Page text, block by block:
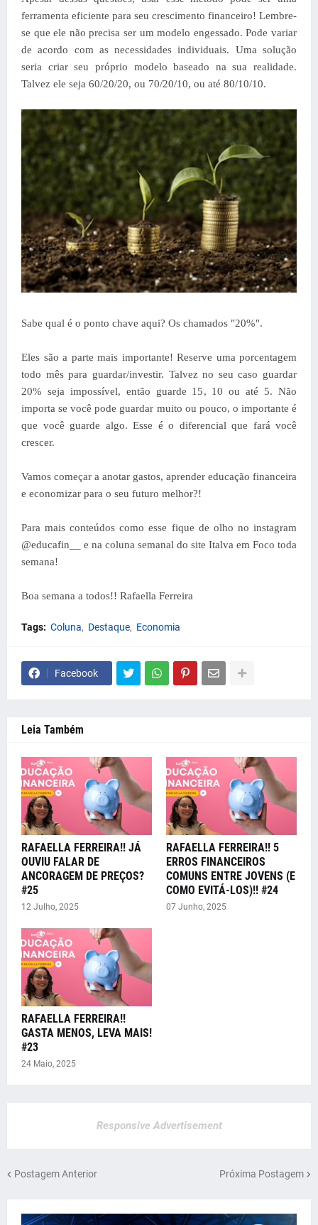
ferramenta eficiente para seu crescimento financeiro! Lembre-
se que ele não precisa ser um modelo engessado. Pode variar
de acordo com as necessidades individuais. Uma solução
seria criar seu próprio modelo baseado na sua realidade.
Talvez ele seja 60/20/20, ou 70/20/10, ou até 80/10/10.
Sabe qual é o ponto chave aqui? Os chamados "20%".
Eles são a parte mais importante! Reserve uma porcentagem
todo mês para guardar/investir. Talvez no seu caso guardar
20% seja impossível, então guarde 15, 10 ou até 5. Não
importa se você pode guardar muito ou pouco, o importante é
que você guarde algo. Esse é o diferencial que fará você
crescer.
Vamos começar a anotar gastos, aprender educação financeira
e economizar para o seu futuro melhor?!
Para mais conteúdos como esse fique de olho no instagram
@educafin__ e na coluna semanal do site Italva em Foco toda
semana!
Boa semana a todos!! Rafaella Ferreira
Tags: Coluna Destaque Economia
Facebook
Leia Também
RAFAELLA FERREIRA!! JÁ
OUVIU FALAR DE
ANCORAGEM DE PREÇOS?
#25
12 Julho, 2025
RAFAELLA FERREIRA!! 5
ERROS FINANCEIROS
COMUNS ENTRE JOVENS (E
COMO EVITÁ-LOS)!! #24
07 Junho, 2025
RAFAELLA FERREIRA!!
GASTA MENOS, LEVA MAIS!
#23
24 Maio, 2025
Responsive Advertisement
Postagem Anterior Próxima Postagem